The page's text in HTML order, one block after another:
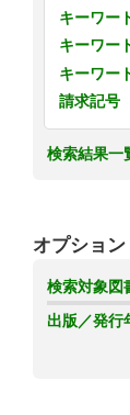
キーワー
キーワー
キーワー
請求記号
検索結果一
オプション
検索対象図
出版／発行